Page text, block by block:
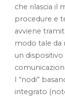
che rilascia il
procedure e
avviene
modo tale da
un
I “nodi”
integrato